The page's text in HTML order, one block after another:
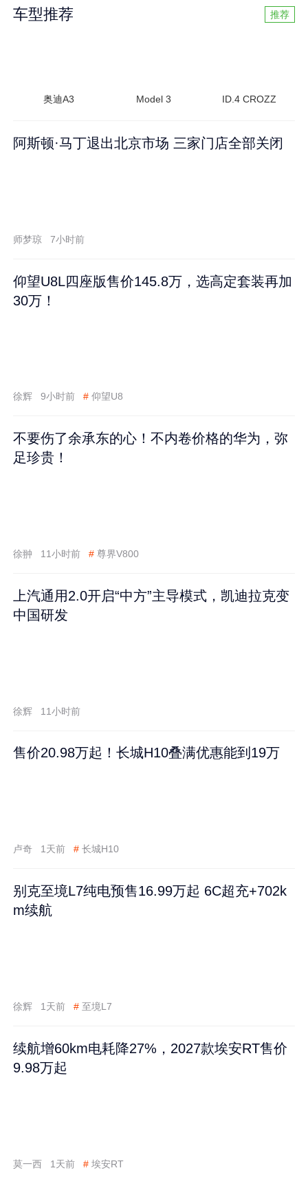
车型推荐 推荐
奥迪A3 Model 3 ID.4 CROZZ
阿斯顿·马丁退出北京市场 三家门店全部关闭
师梦琼 7小时前
仰望U8L四座版售价145.8万，选高定套装再加
30万！
徐辉 9小时前 # 仰望U8
不要伤了余承东的心！不内卷价格的华为，弥
足珍贵！
徐翀 11小时前 # 尊界V800
上汽通用2.0开启“中方”主导模式，凯迪拉克变
中国研发
徐辉 11小时前
售价20.98万起！长城H10叠满优惠能到19万
卢奇 1天前 # 长城H10
别克至境L7纯电预售16.99万起 6C超充+702k
m续航
徐辉 1天前 # 至境L7
续航增60km电耗降27%，2027款埃安RT售价
9.98万起
莫一西 1天前 # 埃安RT